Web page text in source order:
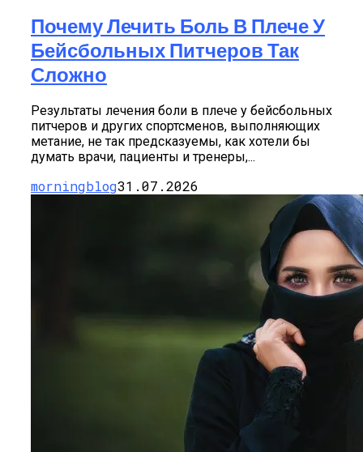
Почему Лечить Боль В Плече У
Бейсбольных Питчеров Так
Сложно
Результаты лечения боли в плече у бейсбольных
питчеров и других спортсменов, выполняющих
метание, не так предсказуемы, как хотели бы
думать врачи, пациенты и тренеры,...
morningblog31.07.2026